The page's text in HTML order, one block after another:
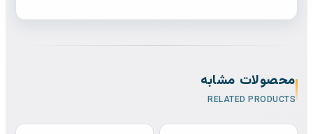
محصولات مشابه
RELATED PRODUCTS